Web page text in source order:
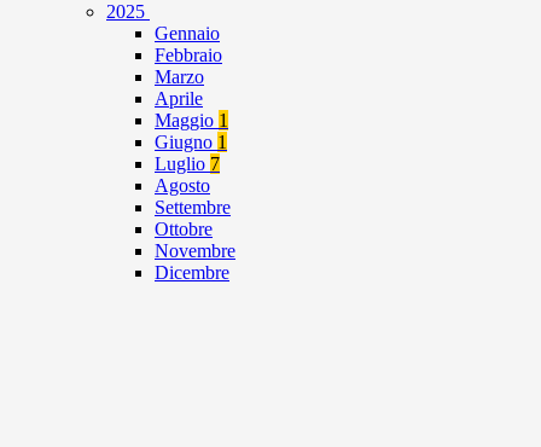
2025
Gennaio
Febbraio
Marzo
Aprile
Maggio 1
Giugno 1
Luglio 7
Agosto
Settembre
Ottobre
Novembre
Dicembre